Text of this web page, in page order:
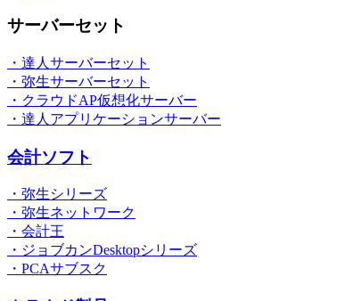
サーバーセット
・達人サーバーセット
・弥生サーバーセット
・クラウドAP仮想化サーバー
・達人アプリケーションサーバー
会計ソフト
・弥生シリーズ
・弥生ネットワーク
・会計王
・ジョブカンDesktopシリーズ
・PCAサブスク